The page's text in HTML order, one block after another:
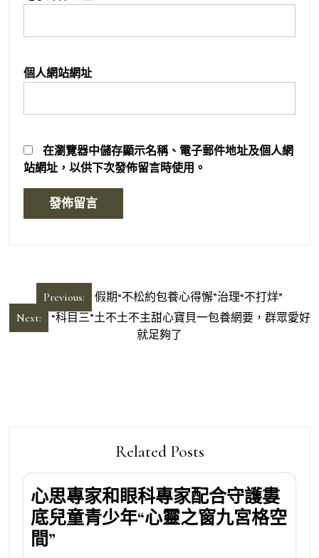
個人網站網址
在瀏覽器中儲存顯示名稱、電子郵件地址及個人網
站網址，以供下次發佈留言時使用。
章
導
Previous:
假期“不松約包養心得懈”治理“不打烊”
Next:
“科目三”土不土不主甜心寶貝一包養網要，群眾愛好
就足夠了
Related Posts
心思專家和眼科專家配合守護婁
底兒童青少年“心靈之窗九宮格空
間”